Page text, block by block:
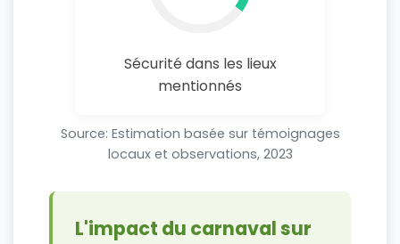
Sécurité dans les lieux
mentionnés
Source: Estimation basée sur témoignages
locaux et observations, 2023
L'impact du carnaval sur